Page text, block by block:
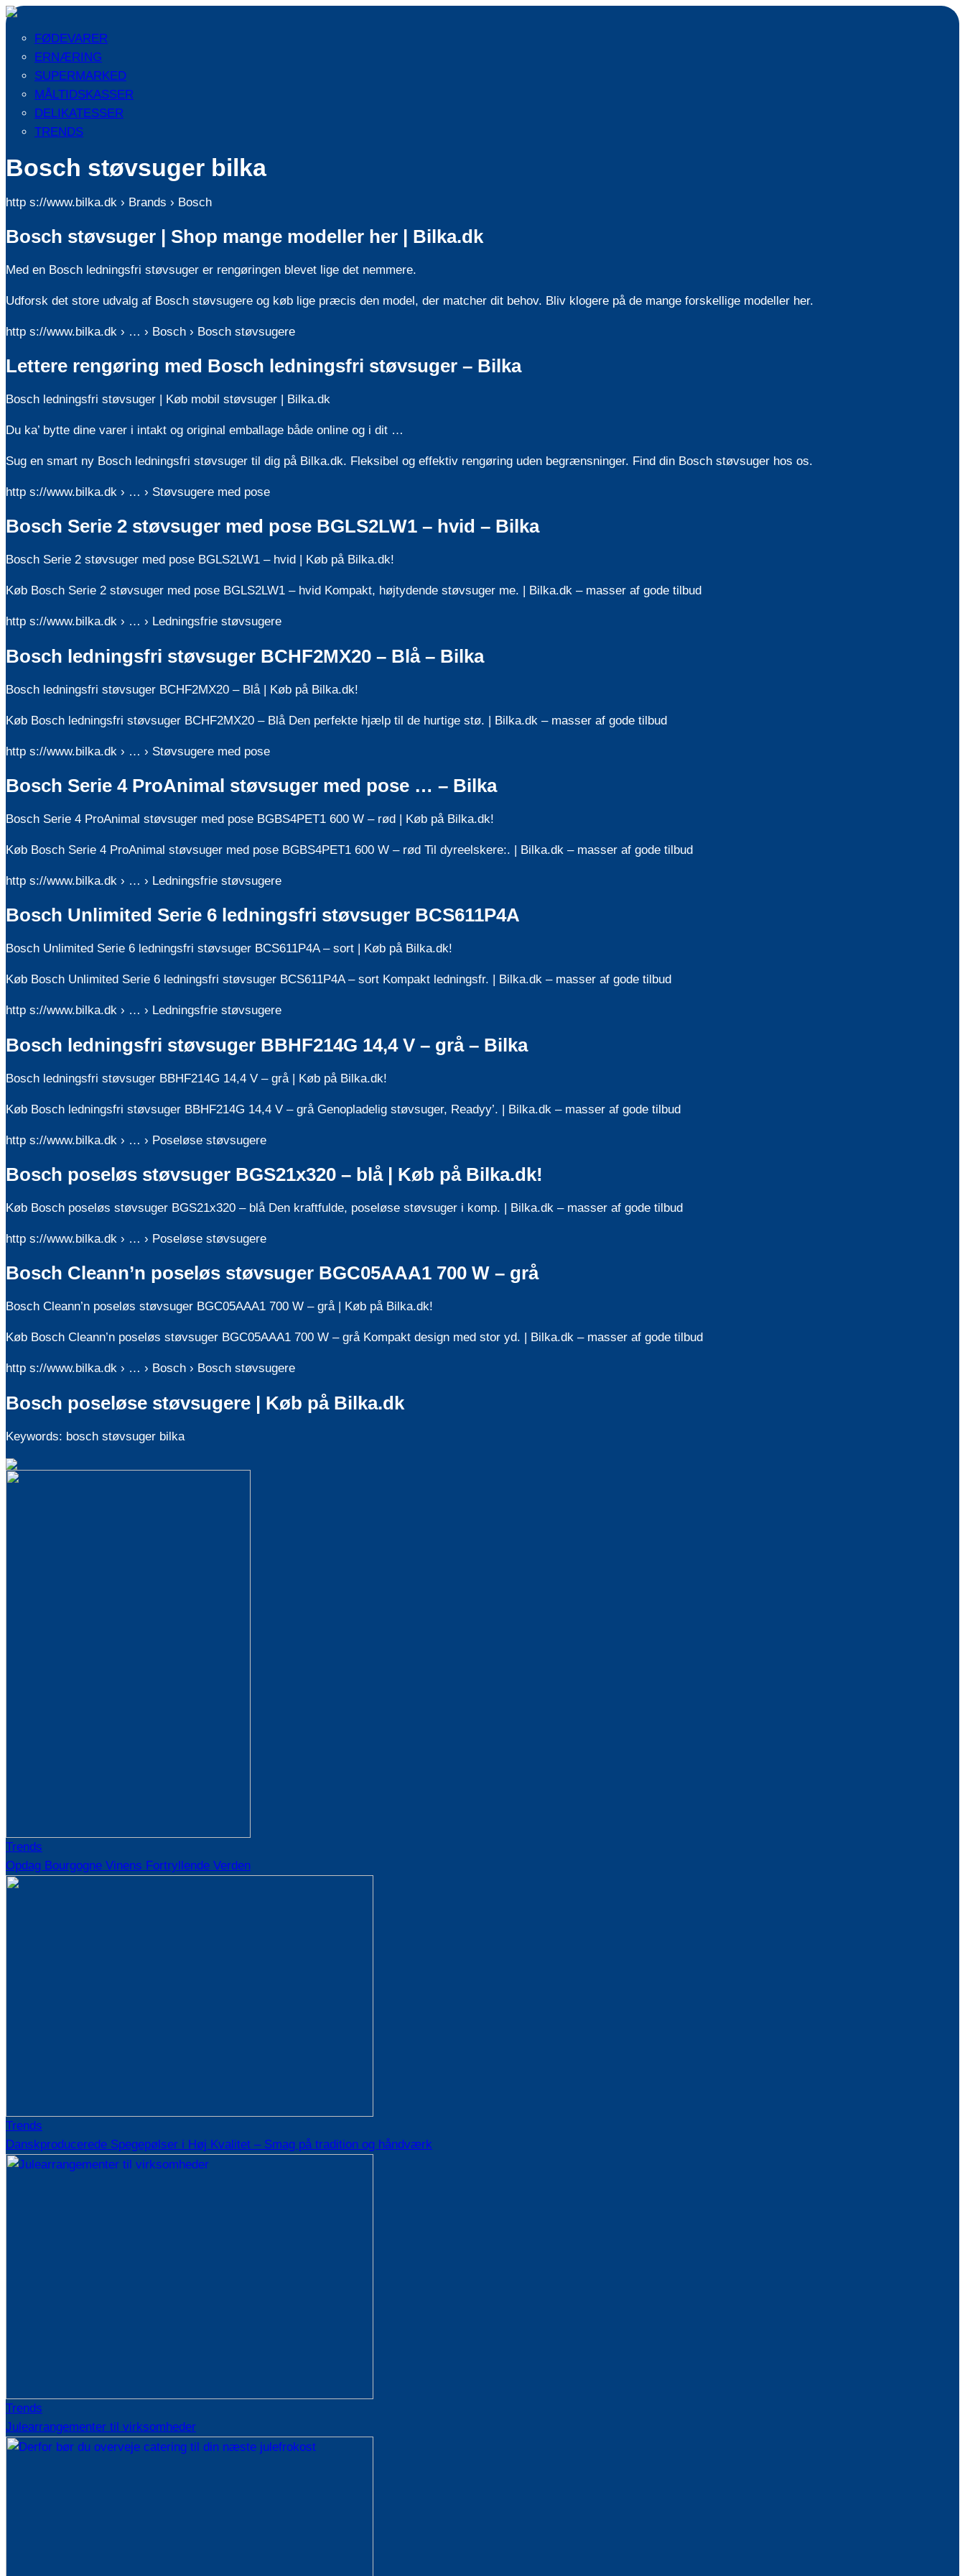
FØDEVARER
ERNÆRING
SUPERMARKED
MÅLTIDSKASSER
DELIKATESSER
TRENDS
Bosch støvsuger bilka
http s://www.bilka.dk › Brands › Bosch
Bosch støvsuger | Shop mange modeller her | Bilka.dk
Med en Bosch ledningsfri støvsuger er rengøringen blevet lige det nemmere.
Udforsk det store udvalg af Bosch støvsugere og køb lige præcis den model, der matcher dit behov. Bliv klogere på de mange forskellige modeller her.
http s://www.bilka.dk › … › Bosch › Bosch støvsugere
Lettere rengøring med Bosch ledningsfri støvsuger – Bilka
Bosch ledningsfri støvsuger | Køb mobil støvsuger | Bilka.dk
Du ka’ bytte dine varer i intakt og original emballage både online og i dit …
Sug en smart ny Bosch ledningsfri støvsuger til dig på Bilka.dk. Fleksibel og effektiv rengøring uden begrænsninger. Find din Bosch støvsuger hos os.
http s://www.bilka.dk › … › Støvsugere med pose
Bosch Serie 2 støvsuger med pose BGLS2LW1 – hvid – Bilka
Bosch Serie 2 støvsuger med pose BGLS2LW1 – hvid | Køb på Bilka.dk!
Køb Bosch Serie 2 støvsuger med pose BGLS2LW1 – hvid Kompakt, højtydende støvsuger me. | Bilka.dk – masser af gode tilbud
http s://www.bilka.dk › … › Ledningsfrie støvsugere
Bosch ledningsfri støvsuger BCHF2MX20 – Blå – Bilka
Bosch ledningsfri støvsuger BCHF2MX20 – Blå | Køb på Bilka.dk!
Køb Bosch ledningsfri støvsuger BCHF2MX20 – Blå Den perfekte hjælp til de hurtige stø. | Bilka.dk – masser af gode tilbud
http s://www.bilka.dk › … › Støvsugere med pose
Bosch Serie 4 ProAnimal støvsuger med pose … – Bilka
Bosch Serie 4 ProAnimal støvsuger med pose BGBS4PET1 600 W – rød | Køb på Bilka.dk!
Køb Bosch Serie 4 ProAnimal støvsuger med pose BGBS4PET1 600 W – rød Til dyreelskere:. | Bilka.dk – masser af gode tilbud
http s://www.bilka.dk › … › Ledningsfrie støvsugere
Bosch Unlimited Serie 6 ledningsfri støvsuger BCS611P4A
Bosch Unlimited Serie 6 ledningsfri støvsuger BCS611P4A – sort | Køb på Bilka.dk!
Køb Bosch Unlimited Serie 6 ledningsfri støvsuger BCS611P4A – sort Kompakt ledningsfr. | Bilka.dk – masser af gode tilbud
http s://www.bilka.dk › … › Ledningsfrie støvsugere
Bosch ledningsfri støvsuger BBHF214G 14,4 V – grå – Bilka
Bosch ledningsfri støvsuger BBHF214G 14,4 V – grå | Køb på Bilka.dk!
Køb Bosch ledningsfri støvsuger BBHF214G 14,4 V – grå Genopladelig støvsuger, Readyy’. | Bilka.dk – masser af gode tilbud
http s://www.bilka.dk › … › Poseløse støvsugere
Bosch poseløs støvsuger BGS21x320 – blå | Køb på Bilka.dk!
Køb Bosch poseløs støvsuger BGS21x320 – blå Den kraftfulde, poseløse støvsuger i komp. | Bilka.dk – masser af gode tilbud
http s://www.bilka.dk › … › Poseløse støvsugere
Bosch Cleann’n poseløs støvsuger BGC05AAA1 700 W – grå
Bosch Cleann’n poseløs støvsuger BGC05AAA1 700 W – grå | Køb på Bilka.dk!
Køb Bosch Cleann’n poseløs støvsuger BGC05AAA1 700 W – grå Kompakt design med stor yd. | Bilka.dk – masser af gode tilbud
http s://www.bilka.dk › … › Bosch › Bosch støvsugere
Bosch poseløse støvsugere | Køb på Bilka.dk
Keywords: bosch støvsuger bilka
Trends
Opdag Bourgogne Vinens Fortryllende Verden
Trends
Danskproducerede Spegepølser i Høj Kvalitet – Smag på tradition og håndværk
Trends
Julearrangementer til virksomheder